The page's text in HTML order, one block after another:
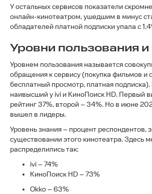
У остальных сервисов показатели
онлайн-кинотеатром, ушедшим в минус
обладателей платной подписки упала с
Уровни пользования и
Уровнем пользования называется
обращения к сервису (покупка фильмов и
бесплатный просмотр, платная подписка).
наивысший у ivi и КиноПоиск HD. Первый
рейтинг 37%, второй – 34%. Но в июне
вышел в лидеры.
Уровень знания – процент респондентов,
существовании этого кинотеатра. Здесь
распределились так:
ivi – 74%
КиноПоиск HD – 73%
Okko – 63%